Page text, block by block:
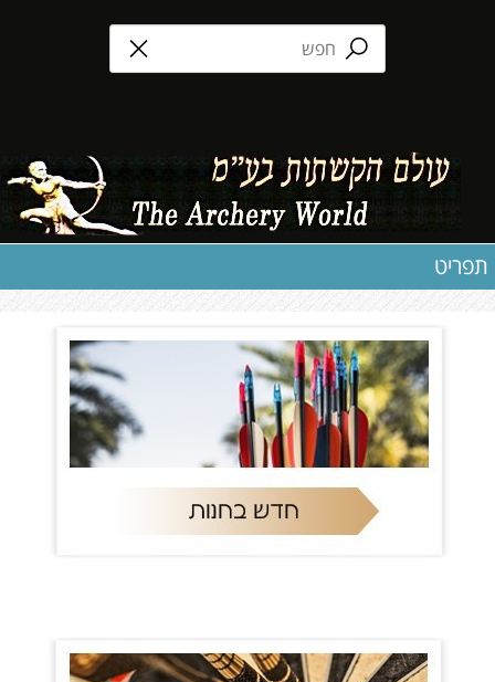
תפריט